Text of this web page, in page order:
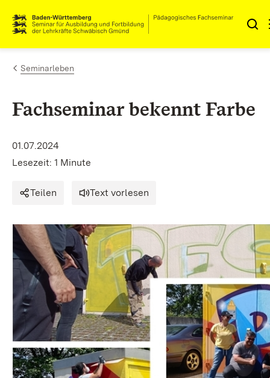
Zum Inhalt springen
Link zur Startseite
Seminarleben
Fachseminar bekennt Farbe
01.07.2024
Lesezeit: 1 Minute
Teilen Text vorlesen